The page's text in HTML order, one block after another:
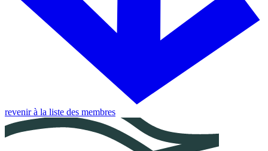
revenir à la liste des membres